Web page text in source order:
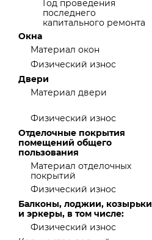
Год проведения
последнего
капитального ремонта
Окна
Материал окон
Физический износ
Двери
Материал двери
Физический износ
Отделочные покрытия
помещений общего
пользования
Материал отделочных
покрытий
Физический износ
Балконы, лоджии, козырьки
и эркеры, в том числе:
Физический износ